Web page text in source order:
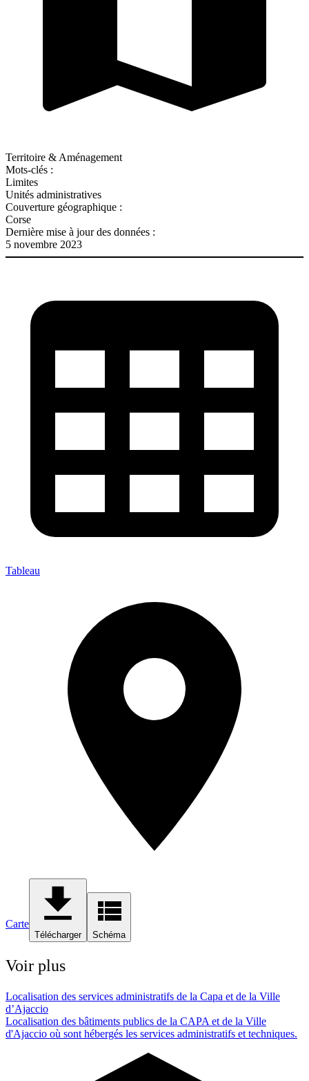
Territoire & Aménagement
Mots-clés :
Limites
Unités administratives
Couverture géographique :
Corse
Dernière mise à jour des données :
5 novembre 2023
Tableau
Carte
Télécharger Schéma
Voir plus
Localisation des services administratifs de la Capa et de la Ville
d’Ajaccio
Localisation des bâtiments publics de la CAPA et de la Ville
d'Ajaccio où sont hébergés les services administratifs et techniques.